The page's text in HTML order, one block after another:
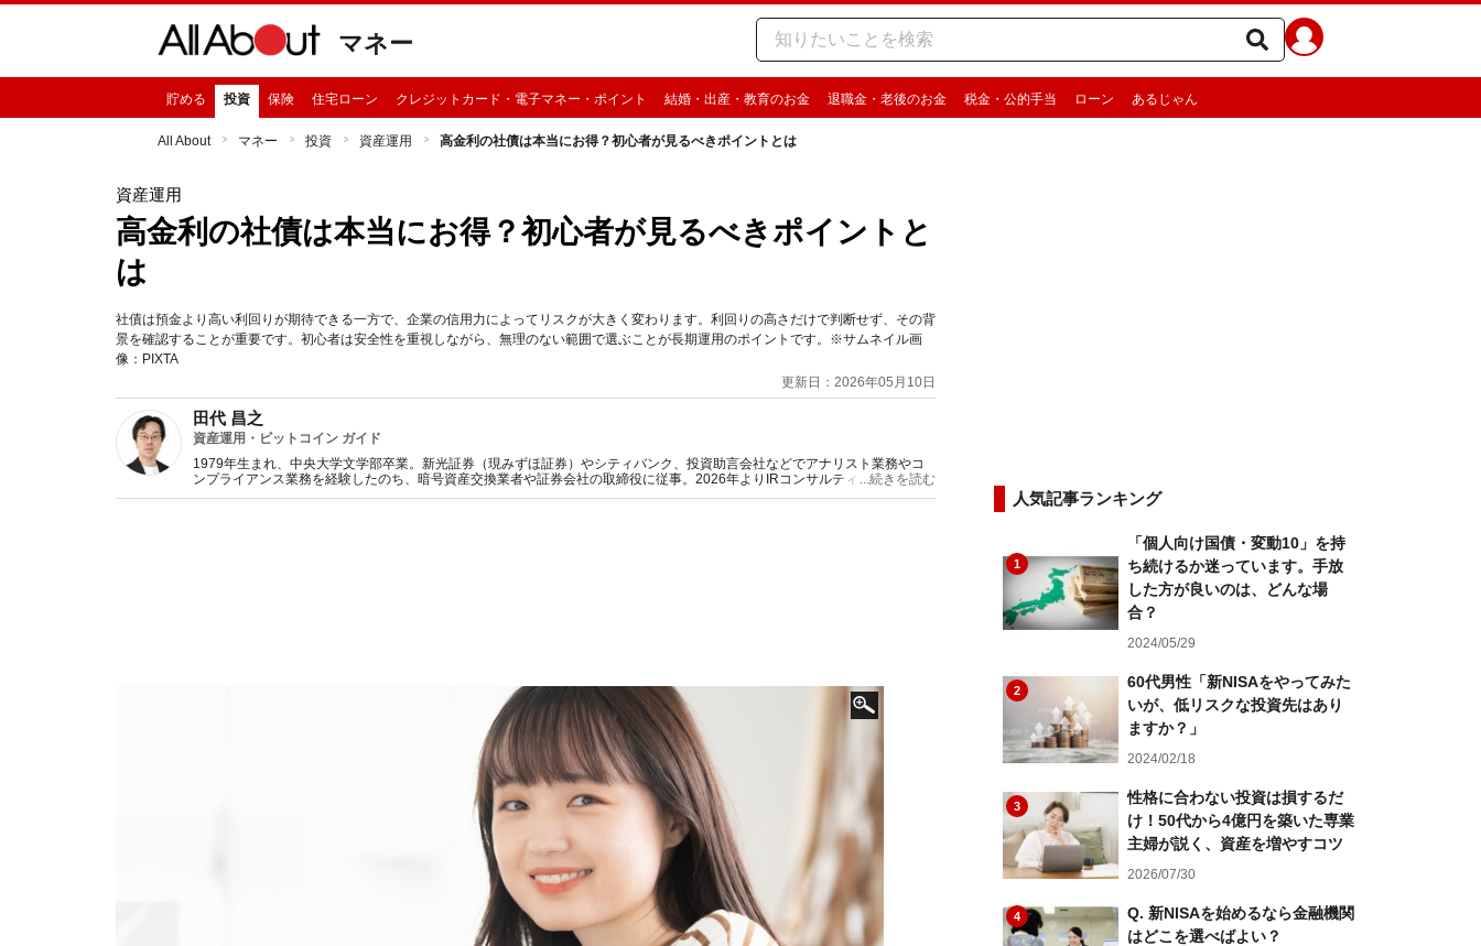
マネー
貯める 投資 保険 住宅ローン クレジットカード・電子マネー・ポイント 結婚・出産・教育のお金 退職金・老後のお金 税金・公的手当 ローン あるじゃん
All About マネー 投資 資産運用 高金利の社債は本当にお得？初心者が見るべきポイントとは
資産運用
高金利の社債は本当にお得？初心者が見るべきポイントと
は
社債は預金より高い利回りが期待できる一方で、企業の信用力によってリスクが大きく変わります。利回りの高さだけで判断せず、その背
景を確認することが重要です。初心者は安全性を重視しながら、無理のない範囲で選ぶことが長期運用のポイントです。※サムネイル画
像：PIXTA
更新日：2026年05月10日
田代 昌之
資産運用・ビットコイン ガイド
1979年生まれ、中央大学文学部卒業。新光証券（現みずほ証券）やシティバンク、投資助言会社などでアナリスト業務やコ
ンプライアンス業務を経験したのち、暗号資産交換業者や証券会社の取締役に従事。2026年よりIRコンサルティングを手掛
けるU's企画に参画。
...続きを読む
人気記事ランキング
1
「個人向け国債・変動10」を持
ち続けるか迷っています。手放
した方が良いのは、どんな場
合？
2024/05/29
2
60代男性「新NISAをやってみた
いが、低リスクな投資先はあり
ますか？」
2024/02/18
3
性格に合わない投資は損するだ
け！50代から4億円を築いた専業
主婦が説く、資産を増やすコツ
2026/07/30
4
Q. 新NISAを始めるなら金融機関
はどこを選べばよい？